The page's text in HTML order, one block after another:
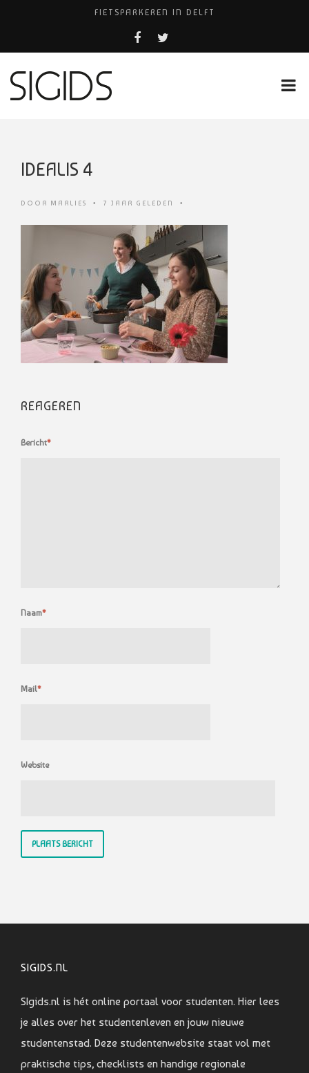
FIETSPARKEREN IN DELFT
PIZZERIA POMPEÏ ￼
COCKTAILS ON THE SPOT!
IDEALIS 4
DOOR MARLIES • 7 JAAR GELEDEN •
REAGEREN
Bericht*
Naam*
Mail*
Website
SIGIDS.NL
SIgids.nl is hét online portaal voor studenten. Hier lees
je alles over het studentenleven en jouw nieuwe
studentenstad. Deze studentenwebsite staat vol met
praktische tips, checklists en handige regionale